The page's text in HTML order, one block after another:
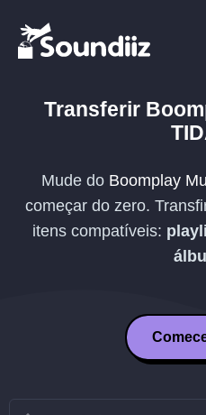
Transferir
Mude do Boomplay
começar do zero.
itens compatíveis: